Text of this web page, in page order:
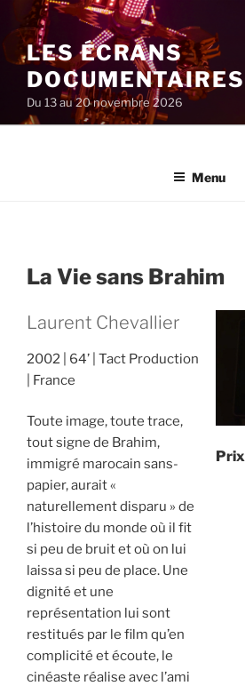
au
contenu
principal
LES ÉCRANS
DOCUMENTAIRES
Du 13 au 20 novembre 2026
Menu
La Vie sans Brahim
Laurent Chevallier
2002 64’ Tact Production
France
Toute image, toute trace,
tout signe de Brahim,
immigré marocain sans-
papier, aurait «
naturellement disparu » de
l’histoire du monde où il fit
si peu de bruit et où on lui
laissa si peu de place. Une
dignité et une
représentation lui sont
restitués par le film qu’en
complicité et écoute, le
cinéaste réalise avec l’ami